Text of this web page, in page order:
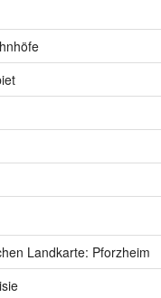
Landkarte: Pforzheim